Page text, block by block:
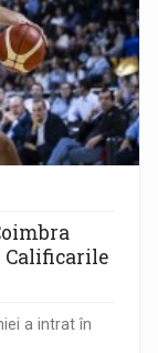
Calificarile
a intrat în